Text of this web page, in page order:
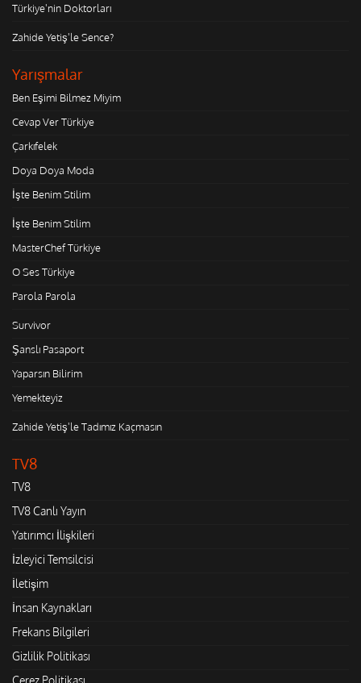
Türkiye'nin Doktorları
Zahide Yetiş'le Sence?
Yarışmalar
Ben Eşimi Bilmez Miyim
Cevap Ver Türkiye
Çarkıfelek
Doya Doya Moda
İşte Benim Stilim
İşte Benim Stilim
MasterChef Türkiye
O Ses Türkiye
Parola Parola
Survivor
Şanslı Pasaport
Yaparsın Bilirim
Yemekteyiz
Zahide Yetiş'le Tadımız Kaçmasın
TV8
TV8
TV8 Canlı Yayın
Yatırımcı İlişkileri
İzleyici Temsilcisi
İletişim
İnsan Kaynakları
Frekans Bilgileri
Gizlilik Politikası
Çerez Politikası